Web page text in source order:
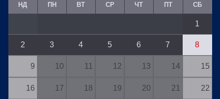
НД ПН ВТ СР ЧТ ПТ СБ
1
2 3 4 5 6 7 8
9 10 11 12 13 14 15
16 17 18 19 20 21 22